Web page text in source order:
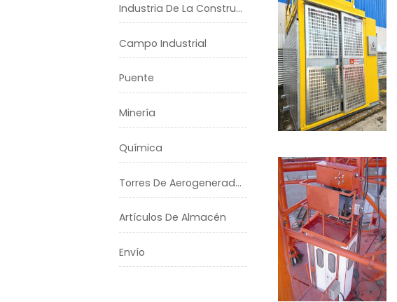
Industria De La Construcción
Campo Industrial
Puente
Minería
Química
Torres De Aerogeneradores
Artículos De Almacén
Envío